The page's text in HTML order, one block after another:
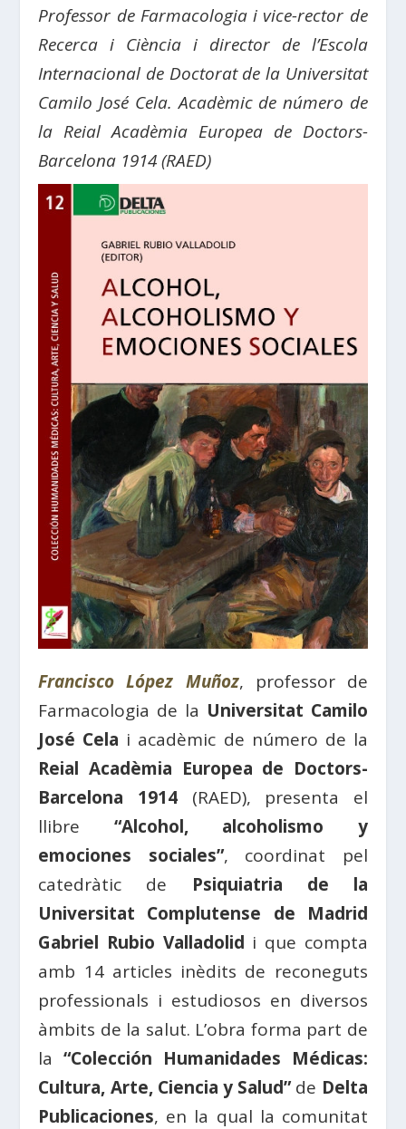
Professor de Farmacologia i vice-rector de
Recerca i Ciència i director de l’Escola
Internacional de Doctorat de la Universitat
Camilo José Cela. Acadèmic de número de
la Reial Acadèmia Europea de Doctors-
Barcelona 1914 (RAED)
Francisco López Muñoz, professor de
Farmacologia de la Universitat Camilo
José Cela i acadèmic de número de la
Reial Acadèmia Europea de Doctors-
Barcelona 1914(RAED), presenta el
llibre “Alcohol, alcoholismo y
emociones sociales”, coordinat pel
catedràtic de Psiquiatria de la
Universitat Complutense de Madrid
Gabriel Rubio Valladolid i que compta
amb 14 articles inèdits de reconeguts
professionals i estudiosos en diversos
àmbits de la salut. L’obra forma part de
la“Colección Humanidades Médicas:
Cultura, Arte, Ciencia y Salud”de Delta
Publicaciones, en la qual la comunitat